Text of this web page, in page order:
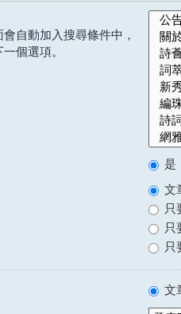
自動加入搜尋條件中，
個選項。
是
文
只
只
只
文